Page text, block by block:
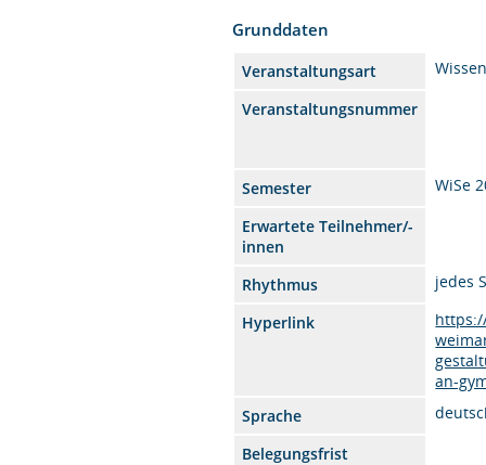
Grunddaten
Veranstaltungsart
Veranstaltungsnummer
Semester
WiSe
Erwartete Teilnehmer/-
innen
Rhythmus
jedes
Hyperlink
an-
Sprache
Belegungsfrist